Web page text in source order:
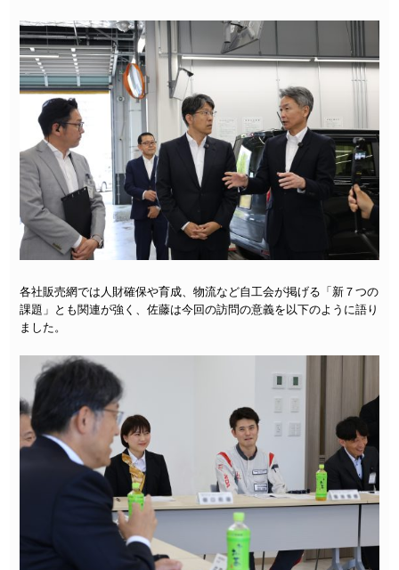
各社販売網では人財確保や育成、物流など自工会が掲げる「新７つの
課題」とも関連が強く、佐藤は今回の訪問の意義を以下のように語り
ました。